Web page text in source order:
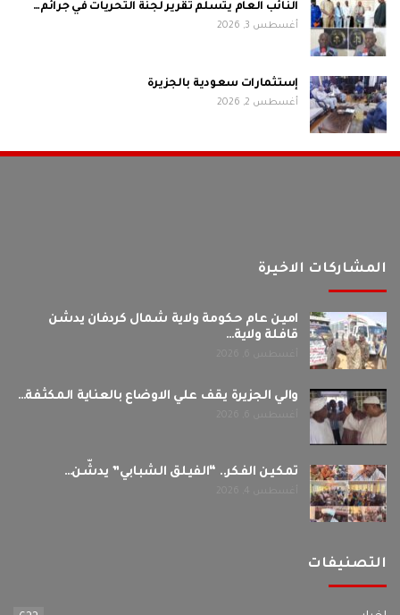
النائب العام يتسلّم تقرير لجنة التحريات في جرائم…
أغسطس 3, 2026
إستثمارات سعودية بالجزيرة
أغسطس 2, 2026
المشاركات الاخيرة
امين عام حكومة ولاية شمال كردفان يدشن
قافلة ولاية…
والي الجزيرة يقف علي الاوضاع بالعناية المكثفة…
تمكين الفكر.. “الفيلق الشبابي” يدشّن…
التصنيفات